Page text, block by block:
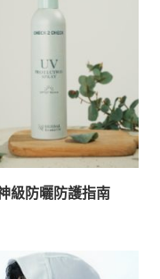
級防曬防護指南